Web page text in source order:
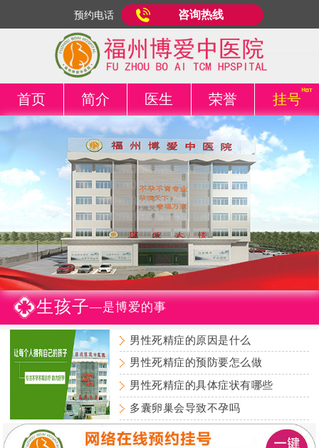
预约电话 咨询热线
首页 简介 医生 荣誉 挂号
生孩子—是博爱的事
男性死精症的原因是什么
男性死精症的预防要怎么做
男性死精症的具体症状有哪些
多囊卵巢会导致不孕吗